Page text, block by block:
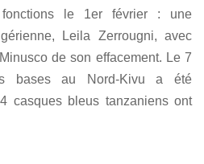
le 1er février : une
Leila Zerrougni, avec
de son effacement. Le 7
bases au Nord-Kivu a été
casques bleus tanzaniens ont